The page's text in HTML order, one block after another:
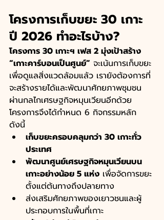
โครงการเก็บขยะ 30 เกาะ
ปี 2026 ทำอะไรบ้าง?
โครงการ 30 เกาะฯ เฟส 2 มุ่งเป้าสร้าง
“เกาะคาร์บอนเป็นศูนย์” จะเน้นการเก็บขยะ
เพื่อดูแลสิ่งแวดล้อมแล้ว เรายังต้องการที่
จะสร้างรายได้และพัฒนาศักยภาพชุมชน
ผ่านกลไกเศรษฐกิจหมุนเวียนอีกด้วย
โครงการจึงได้กำหนด 6 กิจกรรมหลัก
ดังนี้
เก็บขยะครอบคลุมกว่า 30 เกาะทั่ว
ประเทศ
พัฒนาศูนย์เศรษฐกิจหมุนเวียนบน
เกาะอย่างน้อย 5 แห่ง เพื่อจัดการขยะ
ตั้งแต่ต้นทางถึงปลายทาง
ส่งเสริมศักยภาพของเยาวชนและผู้
ประกอบการในพื้นที่เกาะ